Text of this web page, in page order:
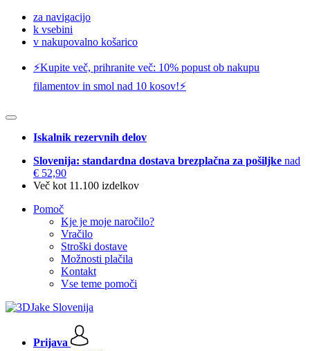
za navigacijo
k vsebini
v nakupovalno košarico
⚡️Kupite več, prihranite več: 10% popust ob nakupu
filamentov in smol nad 10 kosov!⚡️
Iskalnik rezervnih delov
Slovenija: standardna dostava brezplačna za pošiljke nad
€ 52,90
Več kot 11.100 izdelkov
Pomoč
Kje je moje naročilo?
Vračilo
Stroški dostave
Možnosti plačila
Kontakt
Vse teme pomoči
Prijava